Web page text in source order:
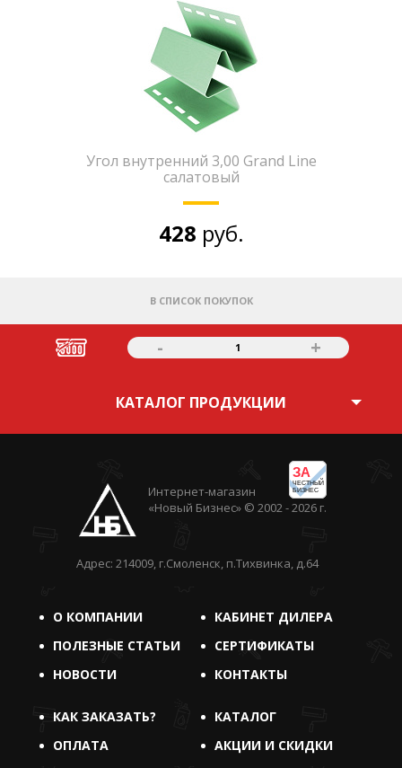
Угол внутренний 3,00 Grand Line
салатовый
428 руб.
В СПИСОК ПОКУПОК
- 1 +
КАТАЛОГ ПРОДУКЦИИ
ЗА
ЧЕСТНЫЙ
БИЗНЕС
Интернет-магазин
«Новый Бизнес» © 2002 - 2026 г.
Адрес: 214009, г.Смоленск, п.Тихвинка, д.64
О КОМПАНИИ
КАБИНЕТ ДИЛЕРА
ПОЛЕЗНЫЕ СТАТЬИ
СЕРТИФИКАТЫ
НОВОСТИ
КОНТАКТЫ
КАК ЗАКАЗАТЬ?
КАТАЛОГ
ОПЛАТА
АКЦИИ И СКИДКИ